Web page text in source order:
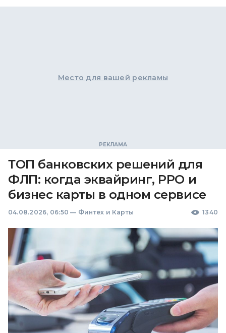
Место для вашей рекламы
ТОП банковских решений для
ФЛП: когда эквайринг, РРО и
бизнес карты в одном сервисе
04.08.2026, 06:50 — Финтех и Карты 1340